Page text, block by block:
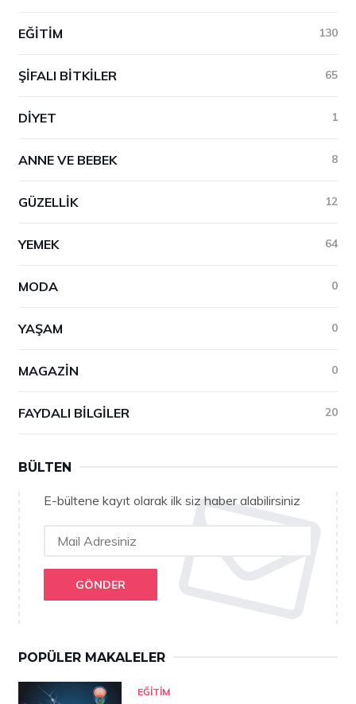
EĞITIM 130
ŞIFALI BITKILER 65
DIYET 1
ANNE VE BEBEK 8
GÜZELLIK 12
YEMEK 64
MODA 0
YAŞAM 0
MAGAZIN 0
FAYDALI BILGILER 20
BÜLTEN
E-bültene kayıt olarak ilk siz haber alabilirsiniz
GÖNDER
POPÜLER MAKALELER
EĞITIM